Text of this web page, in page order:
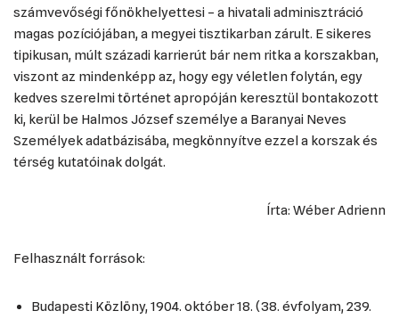
számvevőségi főnökhelyettesi – a hivatali adminisztráció
magas pozíciójában, a megyei tisztikarban zárult. E sikeres
tipikusan, múlt századi karrierút bár nem ritka a korszakban,
viszont az mindenképp az, hogy egy véletlen folytán, egy
kedves szerelmi történet apropóján keresztül bontakozott
ki, kerül be Halmos József személye a Baranyai Neves
Személyek adatbázisába, megkönnyítve ezzel a korszak és
térség kutatóinak dolgát.
Írta: Wéber Adrienn
Felhasznált források:
Budapesti Közlöny, 1904. október 18. (38. évfolyam, 239.